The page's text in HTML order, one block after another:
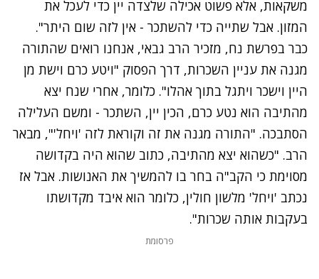
משקאות, אלא פשוט אכילה שלצדה יין כדי לעכל את
המזון. אבל שתייה כדי להשתכר - אין לזה שום היתר".
כבר בפרשת נח, מזכיר הרב גבאי, אנחנו רואים שהתורה
מגנה את עניין השכרות, דרך הפסוק "ויטע כרם וישת מן
היין וישכר ויתגל בתוך אהלו". כלומר, אחרי שנח יצא
מהתיבה הוא נטע כרם, הכין יין, השתכר - ומשם העלילה
הסתבכה. "התורה מגנה את זה וקוראת לזה 'ויחל'", מבאר
הרב. "כשהוא יצא מהתיבה, כתוב שהוא היה בקדושה
מסוימת כי הקב"ה בחר בו להמשיך את האנושות. אבל אז
נכתב 'ויחל' מלשון חולין, כלומר הוא איבד מקדושתו
בעקבות אותה שכרות".
פרסומת